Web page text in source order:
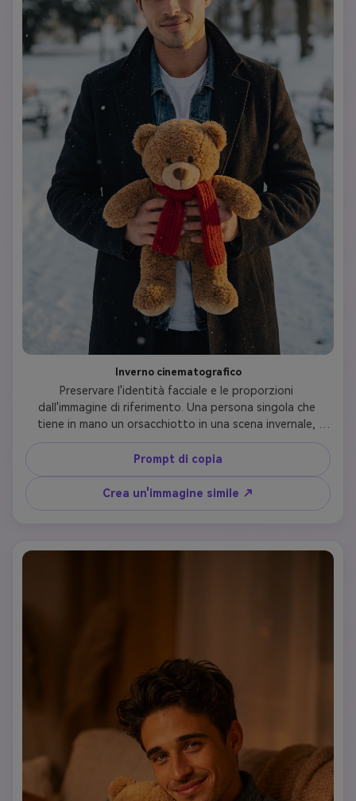
Inverno cinematografico
Preservare l'identità facciale e le proporzioni
dall'immagine di riferimento. Una persona singola che
tiene in mano un orsacchiotto in una scena invernale,
nevicata morbida, illuminazione a contrasto caldo,
profondità cinematografica, fotografia di ritratto
invernale ultra-realistica
Prompt di copia
Crea un'immagine simile ↗